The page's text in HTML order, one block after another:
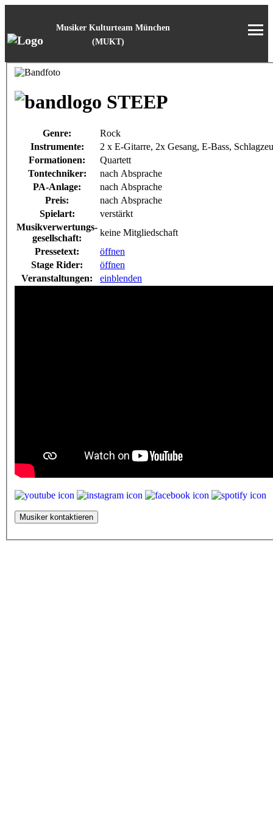
Musiker Kulturteam München
(MUKT)
STEEP
Genre:
Rock
Instrumente:
2 x E-Gitarre, 2x Gesang, E-Bass,
Formationen:
Quartett
Tontechniker:
nach Absprache
PA-Anlage:
nach Absprache
Preis:
nach Absprache
Spielart:
verstärkt
Musikverwertungs-
gesellschaft:
keine Mitgliedschaft
Pressetext:
öffnen
Stage Rider:
öffnen
Veranstaltungen:
einblenden